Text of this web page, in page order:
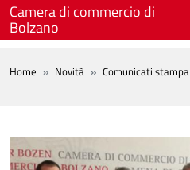
Salta al contenuto principale
Camera di commercio di
Bolzano
BREADCRUMB
Home Novità Comunicati stampa